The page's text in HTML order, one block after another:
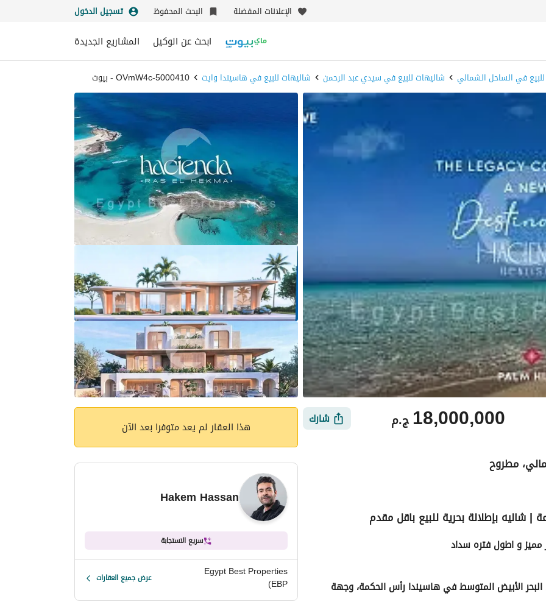
الإعلانات المفضلة البحث المحفوظ تسجيل الدخول
ابحث عن الوكيل المشاريع الجديدة
في الساحل الشمالي شاليهات للبيع في سيدي عبد الرحمن شاليهات للبيع في هاسيندا وايت 5000410-OVmW4c - بيوت
ج.م18,000,000 شارك
مطروح
شاليه بإطلالة بحرية للبيع باقل مقدم
مميز و اطول فتره سداد
هذا العقار لم يعد متوفرا بعد الآن
Hakem Hassan
سريع الاستجابة
Egypt Best Properties
(EBP عرض جميع العقارات